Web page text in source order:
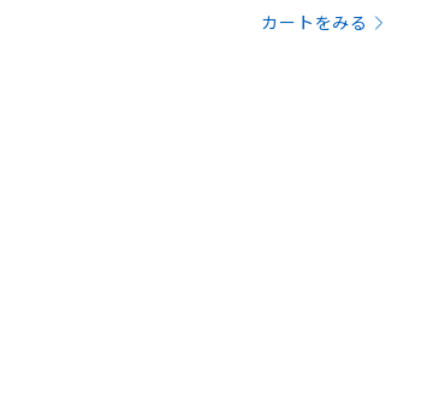
カートをみる